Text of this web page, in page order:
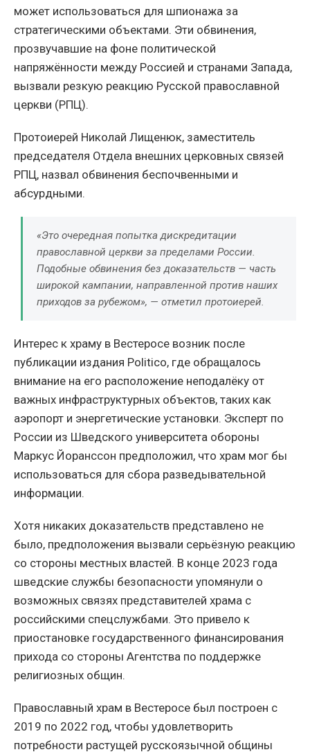
может использоваться для шпионажа за
стратегическими объектами. Эти обвинения,
прозвучавшие на фоне политической
напряжённости между Россией и странами Запада,
вызвали резкую реакцию Русской православной
церкви (РПЦ).
Протоиерей Николай Лищенюк, заместитель
председателя Отдела внешних церковных связей
РПЦ, назвал обвинения беспочвенными и
абсурдными.
«Это очередная попытка дискредитации
православной церкви за пределами России.
Подобные обвинения без доказательств — часть
широкой кампании, направленной против наших
приходов за рубежом», — отметил протоиерей.
Интерес к храму в Вестеросе возник после
публикации издания Politico, где обращалось
внимание на его расположение неподалёку от
важных инфраструктурных объектов, таких как
аэропорт и энергетические установки. Эксперт по
России из Шведского университета обороны
Маркус Йоранссон предположил, что храм мог бы
использоваться для сбора разведывательной
информации.
Хотя никаких доказательств представлено не
было, предположения вызвали серьёзную реакцию
со стороны местных властей. В конце 2023 года
шведские службы безопасности упомянули о
возможных связях представителей храма с
российскими спецслужбами. Это привело к
приостановке государственного финансирования
прихода со стороны Агентства по поддержке
религиозных общин.
Православный храм в Вестеросе был построен с
2019 по 2022 год, чтобы удовлетворить
потребности растущей русскоязычной общины